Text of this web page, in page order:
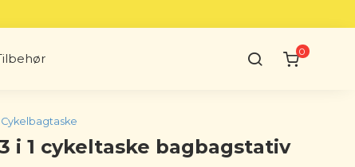
0
Cykelbagtaske
i 1 cykeltaske bagbagstativ